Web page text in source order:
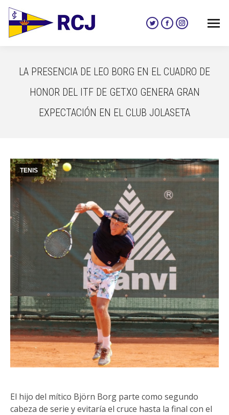
Twitter
in
new
window
Facebook
in
new
window
Instagram
in
new
window
LA PRESENCIA DE LEO BORG EN EL CUADRO DE
HONOR DEL ITF DE GETXO GENERA GRAN
EXPECTACIÓN EN EL CLUB JOLASETA
TENIS
El hijo del mítico Björn Borg parte como segundo
cabeza de serie y evitaría el cruce hasta la final con el